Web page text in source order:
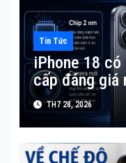
Tin Tức
iPhone 18 có
cấp đáng giá
TH7 28, 2026